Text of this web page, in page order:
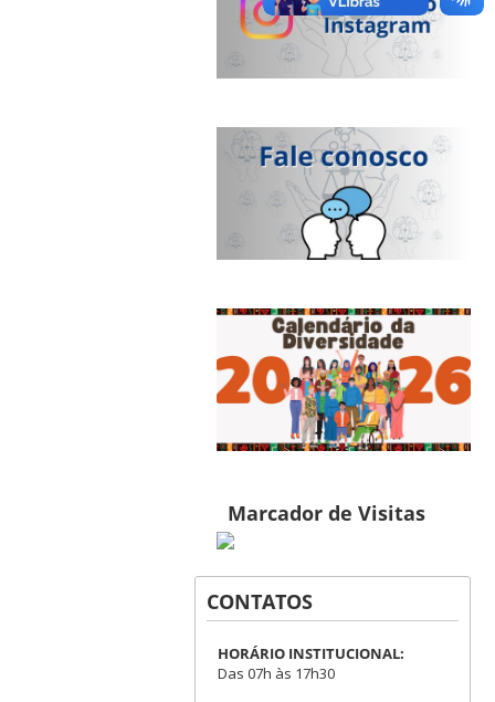
Marcador de Visitas
CONTATOS
HORÁRIO INSTITUCIONAL:
Das 07h às 17h30